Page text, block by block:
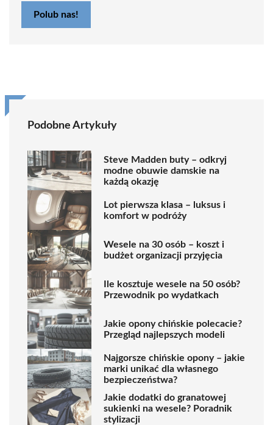
Polub nas!
Podobne Artykuły
Steve Madden buty – odkryj
modne obuwie damskie na
każdą okazję
Lot pierwsza klasa – luksus i
komfort w podróży
Wesele na 30 osób – koszt i
budżet organizacji przyjęcia
Ile kosztuje wesele na 50 osób?
Przewodnik po wydatkach
Jakie opony chińskie polecacie?
Przegląd najlepszych modeli
Najgorsze chińskie opony – jakie
marki unikać dla własnego
bezpieczeństwa?
Jakie dodatki do granatowej
sukienki na wesele? Poradnik
stylizacji